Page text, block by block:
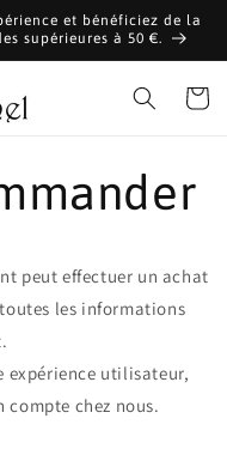
et bénéficiez de la
supérieures à 50 €.
Panier
peut effectuer un achat
les informations
expérience utilisateur,
compte chez nous.